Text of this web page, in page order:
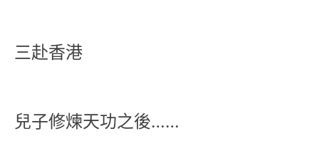
三赴香港
兒子修煉天功之後……